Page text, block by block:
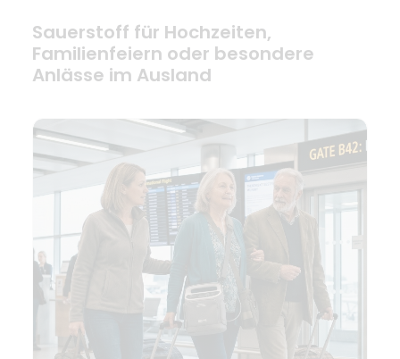
Sauerstoff für Hochzeiten,
Familienfeiern oder besondere
Anlässe im Ausland